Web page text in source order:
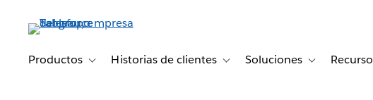
principalProductos Toggle sub-navigation for Productos
Historias de clientes Toggle sub-navigation for Historias
Soluciones Toggle sub-